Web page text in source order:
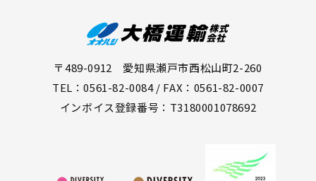
〒489-0912 愛知県瀬戸市西松山町2-260
TEL：0561-82-0084 / FAX：0561-82-0007
インボイス登録番号：T3180001078692